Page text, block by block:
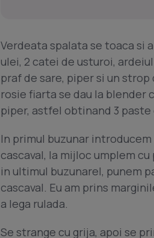
Verdeata spalata se toaca si
ulei, 2 catei de usturoi,
praf de sare, piper si un
rosie fiarta se dau la blender
piper, astfel obtinand 3 paste
In primul buzunar
cascaval, la mijloc umplem
in ultimul buzunarel, punem
cascaval. Eu am prins
a lega rulada.
Se strange cu grija, apoi se